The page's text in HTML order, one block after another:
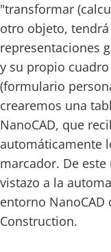
"transformar
otro objeto, tendrá
representaciones
y su propio
(formulario
crearemos una
NanoCAD, que
automáticamente
marcador. De
vistazo a la
entorno
Construction.